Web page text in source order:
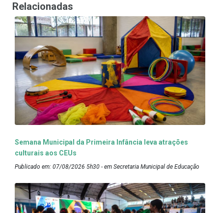
Relacionadas
Semana Municipal da Primeira Infância leva atrações
culturais aos CEUs
Publicado em: 07/08/2026 5h30 - em Secretaria Municipal de Educação